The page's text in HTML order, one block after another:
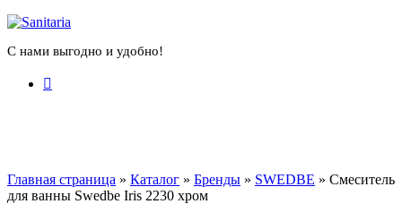
С нами выгодно и удобно!
Главная страница » Каталог » Бренды » SWEDBE » Смеситель
для ванны Swedbe Iris 2230 хром